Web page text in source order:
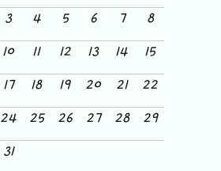
3 4 5 6 7
8
10 11 12 13 14
15
17 18 19 20 21
22
24 25 26 27 28
29
31